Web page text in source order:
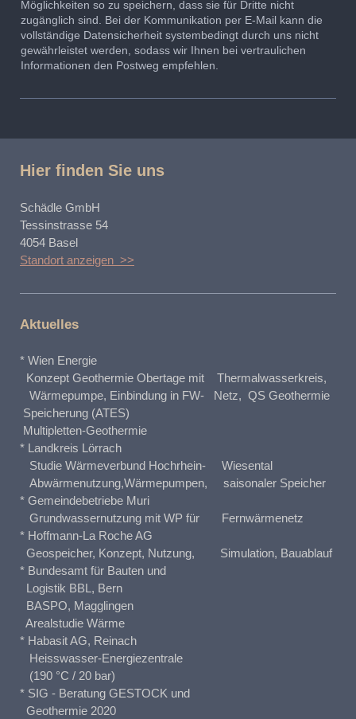
Möglichkeiten so zu speichern, dass sie für Dritte nicht
zugänglich sind. Bei der Kommunikation per E-Mail kann die
vollständige Datensicherheit systembedingt durch uns nicht
gewährleistet werden, sodass wir Ihnen bei vertraulichen
Informationen den Postweg empfehlen.
Hier finden Sie uns
Schädle GmbH
Tessinstrasse 54
4054 Basel
Standort anzeigen >>
Aktuelles
* Wien Energie
Konzept Geothermie Obertage mit Thermalwasserkreis,
Wärmepumpe, Einbindung in FW- Netz, QS Geothermie
Speicherung (ATES)
Multipletten-Geothermie
* Landkreis Lörrach
Studie Wärmeverbund Hochrhein- Wiesental
Abwärmenutzung,Wärmepumpen, saisonaler Speicher
* Gemeindebetriebe Muri
Grundwassernutzung mit WP für Fernwärmenetz
* Hoffmann-La Roche AG
Geospeicher, Konzept, Nutzung, Simulation, Bauablauf
* Bundesamt für Bauten und
Logistik BBL, Bern
BASPO, Magglingen
Arealstudie Wärme
* Habasit AG, Reinach
Heisswasser-Energiezentrale
(190 °C / 20 bar)
* SIG - Beratung GESTOCK und
Geothermie 2020